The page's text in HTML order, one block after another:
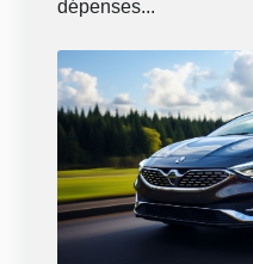
dépenses...